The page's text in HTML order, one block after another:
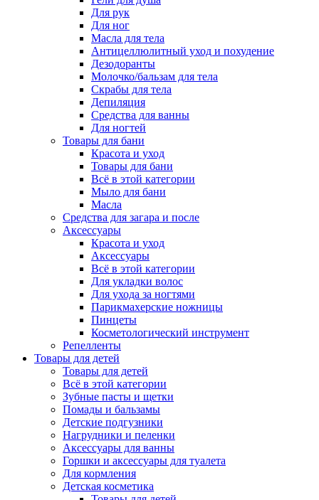
Для рук
Для ног
Масла для тела
Антицеллюлитный уход и похудение
Дезодоранты
Молочко/бальзам для тела
Скрабы для тела
Депиляция
Средства для ванны
Для ногтей
Товары для бани
Красота и уход
Товары для бани
Всё в этой категории
Мыло для бани
Масла
Средства для загара и после
Аксессуары
Красота и уход
Аксессуары
Всё в этой категории
Для укладки волос
Для ухода за ногтями
Парикмахерские ножницы
Пинцеты
Косметологический инструмент
Репелленты
Товары для детей
Товары для детей
Всё в этой категории
Зубные пасты и щетки
Помады и бальзамы
Детские подгузники
Нагрудники и пеленки
Аксессуары для ванны
Горшки и аксессуары для туалета
Для кормления
Детская косметика